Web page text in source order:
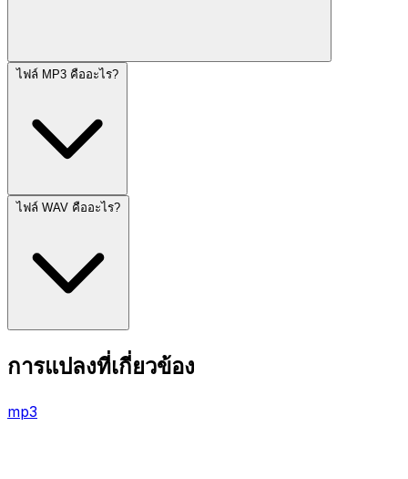
ไฟล์ MP3 คืออะไร?
ไฟล์ WAV คืออะไร?
การแปลงที่เกี่ยวข้อง
mp3